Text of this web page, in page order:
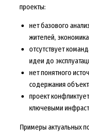
проекты:
нет базового
жителей,
отсутствует
идеи до
нет понятного
содержания
проект
ключевыми
Примеры актуальных